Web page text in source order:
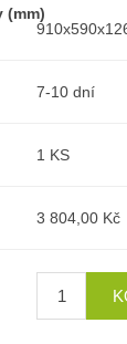
7-10 dní
1 KS
3 804,00 Kč